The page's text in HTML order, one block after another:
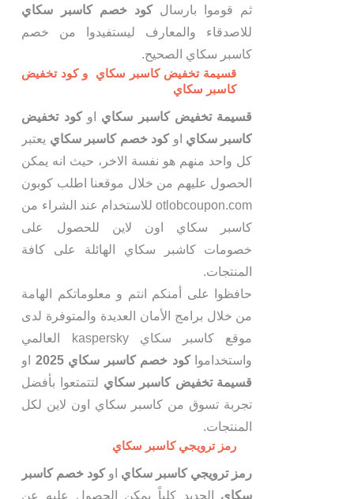
ثم قوموا بارسالكود خصم كاسبر سكاي
للاصدقاء والمعارف ليستفيدوا من خصم
كاسبر سكاي الصحيح.
قسيمة تخفيض كاسبر سكاي و كود تخفيض
كاسبر سكاي
قسيمة تخفيض كاسبر سكاي اوكود تخفيض
كاسبر سكاي او كود خصم كاسبر سكاي يعتبر
كل واحد منهم هو نفسة الاخر، حيث انه يمكن
الحصول عليهم من خلال موقعنا اطلب كوبون
otlobcoupon.com للاستخدام عند الشراء من
كاسبر سكاي اون لاين للحصول على
خصومات كاشبر سكاي الهائلة على كافة
المنتجات.
حافظوا على أمنكم انتم و معلوماتكم الهامة
من خلال برامج الأمان العديدة والمتوفرة لدى
موقع كاسبر سكاي kaspersky العالمي
واستخدامواكود خصم كاسبر سكاي 2025
او
قسيمة تخفيض كاسبر سكاي لتتمتعوا بأفضل
تجربة تسوق من كاسبر سكاي اون لاين لكل
المنتجات.
رمز ترويجي كاسبر سكاي
رمز ترويجي كاسبر سكاي او كود خصم كاسبر
سكاي الجديد كلياً يمكن الحصول عليه عن